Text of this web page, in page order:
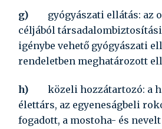
g) gyógyászati ellátás: az
céljából
igénybe vehető gyógyászati
rendeletben meghatározott
h) közeli hozzátartozó: a
élettárs, az egyeneságbeli
fogadott, a mostoha- és